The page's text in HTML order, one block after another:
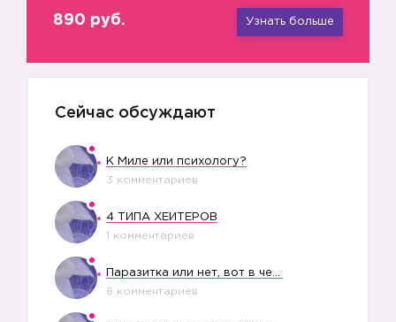
890 руб. Узнать больше
Сейчас обсуждают
К Миле или психологу?
3 комментариев
4 ТИПА ХЕЙТЕРОВ
1 комментариев
Паразитка или нет, вот в чем вопрос?
6 комментариев